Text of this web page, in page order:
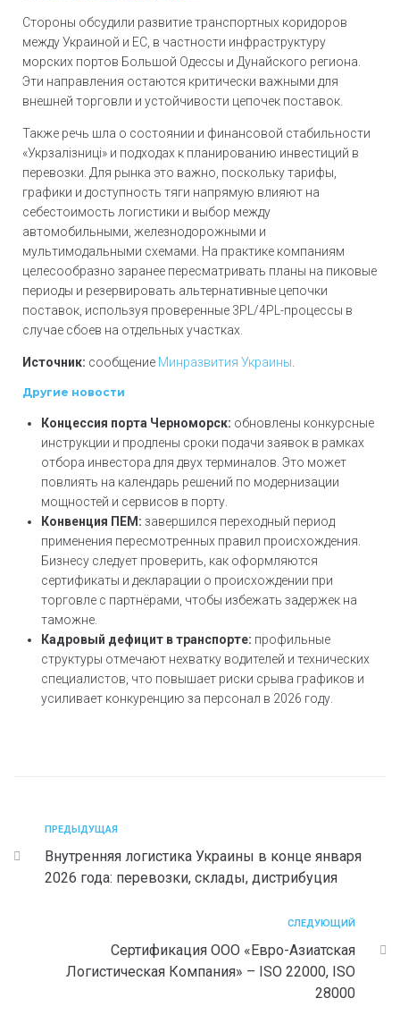
Стороны обсудили развитие транспортных коридоров
между Украиной и ЕС, в частности инфраструктуру
морских портов Большой Одессы и Дунайского региона.
Эти направления остаются критически важными для
внешней торговли и устойчивости цепочек поставок.
Также речь шла о состоянии и финансовой стабильности
«Укрзалізниці» и подходах к планированию инвестиций в
перевозки. Для рынка это важно, поскольку тарифы,
графики и доступность тяги напрямую влияют на
себестоимость логистики и выбор между
автомобильными, железнодорожными и
мультимодальными схемами. На практике компаниям
целесообразно заранее пересматривать планы на пиковые
периоды и резервировать альтернативные цепочки
поставок, используя проверенные 3PL/4PL-процессы в
случае сбоев на отдельных участках.
Источник: сообщение Минразвития Украины.
Другие новости
Концессия порта Черноморск: обновлены конкурсные
инструкции и продлены сроки подачи заявок в рамках
отбора инвестора для двух терминалов. Это может
повлиять на календарь решений по модернизации
мощностей и сервисов в порту.
Конвенция ПЕM: завершился переходный период
применения пересмотренных правил происхождения.
Бизнесу следует проверить, как оформляются
сертификаты и декларации о происхождении при
торговле с партнёрами, чтобы избежать задержек на
таможне.
Кадровый дефицит в транспорте: профильные
структуры отмечают нехватку водителей и технических
специалистов, что повышает риски срыва графиков и
усиливает конкуренцию за персонал в 2026 году.
ПРЕДЫДУЩАЯ
Внутренняя логистика Украины в конце января
2026 года: перевозки, склады, дистрибуция
СЛЕДУЮЩИЙ
Сертификация ООО «Евро-Азиатская
Логистическая Компания» – ISO 22000, ISO
28000